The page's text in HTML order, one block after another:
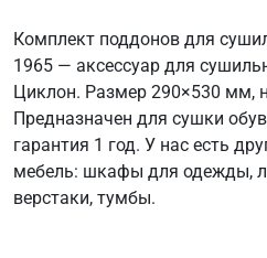
Комплект поддонов для
1965 — аксессуар для
Циклон. Размер 290×530 мм,
Предназначен для сушки
гарантия 1 год. У нас есть
мебель: шкафы для одежды,
верстаки, тумбы.